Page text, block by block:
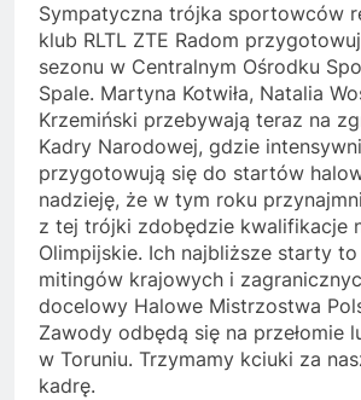
Sympatyczna trójka sportowców
klub RLTL ZTE Radom
sezonu w Centralnym Ośrodku
Spale. Martyna Kotwiła, Natalia
Krzemiński przebywają teraz na
Kadry Narodowej, gdzie
przygotowują się do startów
nadzieję, że w tym roku
z tej trójki zdobędzie kwalifikacje
Olimpijskie. Ich najbliższe starty
mitingów krajowych i
docelowy Halowe Mistrzostwa
Zawody odbędą się na przełomie
w Toruniu. Trzymamy kciuki za
kadrę.